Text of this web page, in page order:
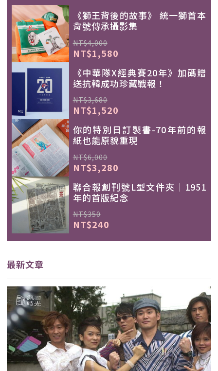
《獅王背後的故事》 統一獅首本
背號傳承攝影集
NT$4,000
NT$1,580
《中華隊X經典賽20年》加碼贈
送抗韓成功珍藏戰報！
NT$3,680
NT$1,520
你的特別日訂製書-70年前的報
紙也能原貌重現
NT$6,000
NT$3,280
聯合報創刊號L型文件夾｜1951
年的首版紀念
NT$350
NT$240
最新文章